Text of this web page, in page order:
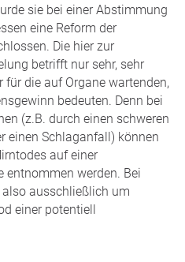
sie bei einer Abstimmung
eine Reform der
Die hier zur
betrifft nur sehr, sehr
für die auf Organe wartenden,
bedeuten. Denn bei
(z.B. durch einen schweren
einen Schlaganfall) können
auf einer
entnommen werden. Bei
ausschließlich um
einer potentiell